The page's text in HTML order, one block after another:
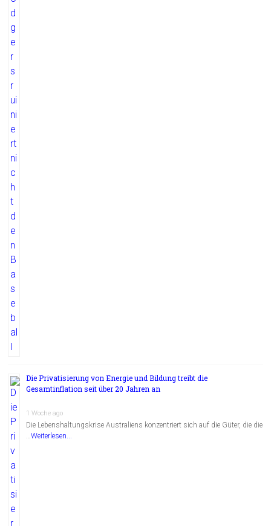
Die Privatisierung von Energie und Bildung treibt die
Gesamtinflation seit über 20 Jahren an
1 Woche ago
Die Lebenshaltungskrise Australiens konzentriert sich auf die Güter, die die
…Weiterlesen...